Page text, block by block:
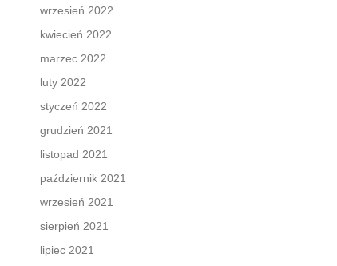
wrzesień 2022
kwiecień 2022
marzec 2022
luty 2022
styczeń 2022
grudzień 2021
listopad 2021
październik 2021
wrzesień 2021
sierpień 2021
lipiec 2021